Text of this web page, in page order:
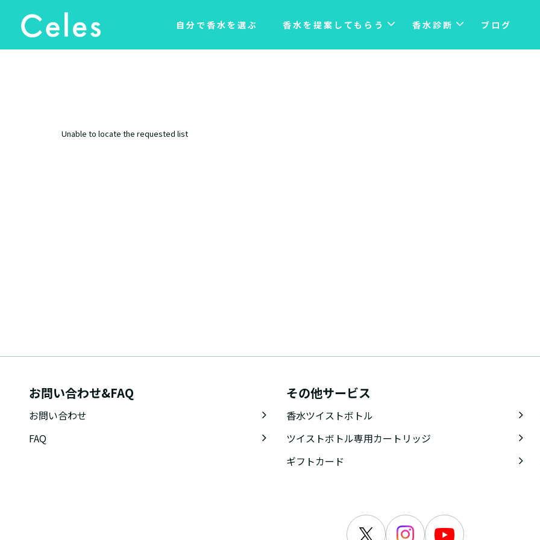
自分で香水を選ぶ 香水を提案してもらう 香水診断 ブログ
Unable to locate the requested list
お問い合わせ&FAQ
お問い合わせ
FAQ
その他サービス
香水ツイストボトル
ツイストボトル専用カートリッジ
ギフトカード